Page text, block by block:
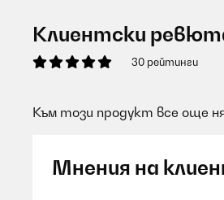
Клиентски
30 рейтинги
Към този продукт все още
Мнения на